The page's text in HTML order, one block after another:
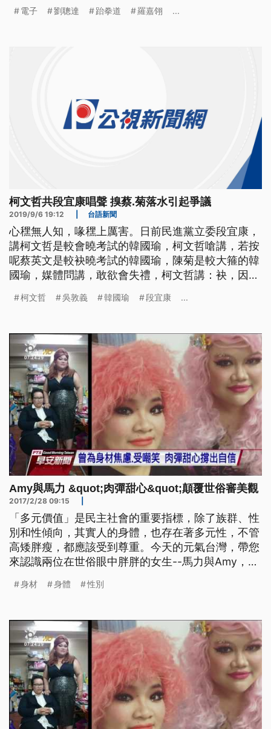
電子 劉聰達 跆拳道 羅嘉翎 ...
柯文哲共段宜康唱聲 搝蔡.菊落水引起爭議
2019/9/6 19:12 台語新聞
心䆀無人知，喙䆀上厲害。日前民進黨立委段宜康，
講柯文哲是較會曉考試的韓國瑜，柯文哲嗆講，若按
呢蔡英文是較袂曉考試的韓國瑜，陳菊是較大箍的韓
國瑜，媒體問講，敢欲會失禮，柯文哲講：袂，因為
失言風波，民進黨立委段宜康在臉書PO文說柯文哲
問柯文哲，他竟然語出驚人，把蔡英文跟陳菊都給拉
下水。 ==台北市長 柯文哲==
柯文哲 吳敦義 韓國瑜 段宜康 ...
Amy與馬力 &quot;肉彈甜心&quot;顛覆世俗審美觀
2017/2/28 09:15
「多元價值」是民主社會的重要指標，除了族群、性
別和性傾向，其實人的身體，也存在著多元性，不管
高矮胖瘦，都應該受到尊重。今天的元氣台灣，帶您
來認識兩位在世俗眼中胖胖的女生--馬力與Amy，以
成的肉彈甜心，目標是要把美的窄門，用力擠寬。兩
影片中的苦主馬力還有夥伴Amy，平常都在非營利組
織工作，
身材 身體 性別